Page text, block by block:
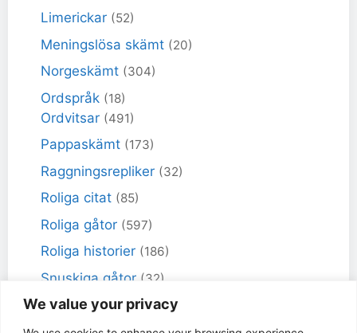
We value your privacy
Limerickar (52)
Meningslösa skämt (20)
Norgeskämt (304)
Ordspråk (18)
Ordvitsar (491)
Pappaskämt (173)
Raggningsrepliker (32)
Roliga citat (85)
Roliga gåtor (597)
Roliga historier (186)
Snuskiga gåtor (32)
Snuskiga skämt(98)